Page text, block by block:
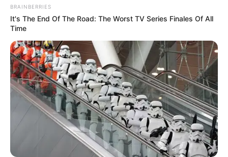
BRAINBERRIES
It's The End Of The Road: The Worst TV Series Finales Of All
Time